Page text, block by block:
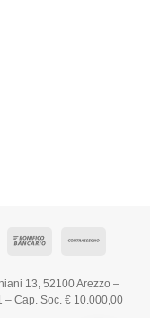
13, 52100 Arezzo –
– Cap. Soc. € 10.000,00